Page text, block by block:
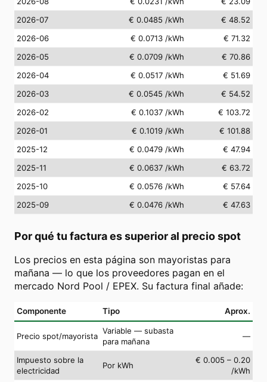
2026-07
€ 0.0485 /kWh
€ 48.52
2026-06
€ 0.0713 /kWh
€ 71.32
2026-05
€ 0.0709 /kWh
€ 70.86
2026-04
€ 0.0517 /kWh
€ 51.69
2026-03
€ 0.0545 /kWh
€ 54.52
2026-02
€ 0.1037 /kWh
€ 103.72
2026-01
€ 0.1019 /kWh
€ 101.88
2025-12
€ 0.0479 /kWh
€ 47.94
2025-11
€ 0.0637 /kWh
€ 63.72
2025-10
€ 0.0576 /kWh
€ 57.64
2025-09
€ 0.0476 /kWh € 47.63
Por qué tu factura es superior al precio spot
Los precios en esta página son mayoristas para
mañana — lo que los proveedores pagan en el
mercado Nord Pool / EPEX. Su factura final añade:
Componente Tipo Aprox.
Precio spot/mayorista
Variable — subasta
para mañana
—
Impuesto sobre la
electricidad
Por kWh
€ 0.005 – 0.20
/kWh